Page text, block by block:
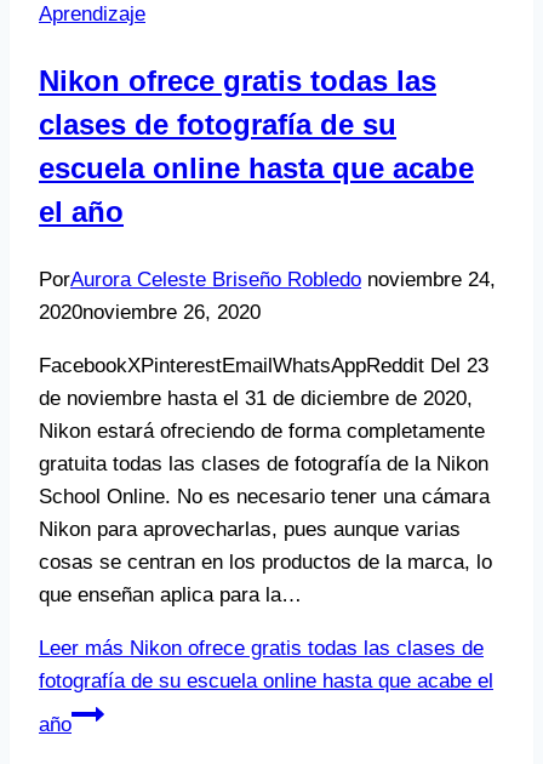
Aprendizaje
Nikon ofrece gratis todas las
clases de fotografía de su
escuela online hasta que acabe
el año
PorAurora Celeste Briseño Robledo noviembre 24,
2020noviembre 26, 2020
FacebookXPinterestEmailWhatsAppReddit Del 23
de noviembre hasta el 31 de diciembre de 2020,
Nikon estará ofreciendo de forma completamente
gratuita todas las clases de fotografía de la Nikon
School Online. No es necesario tener una cámara
Nikon para aprovecharlas, pues aunque varias
cosas se centran en los productos de la marca, lo
que enseñan aplica para la…
Leer más Nikon ofrece gratis todas las clases de
fotografía de su escuela online hasta que acabe el
año